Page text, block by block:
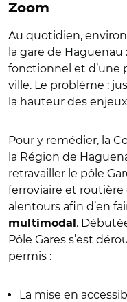
Zoom
Au quotidien,
la gare de Haguenau
fonctionnel et d’une
ville. Le problème :
la hauteur des
Pour y remédier, la
la Région de
retravailler le pôle
ferroviaire et
alentours afin d’en
multimodal .
Pôle Gares s’est
permis :
La mise en